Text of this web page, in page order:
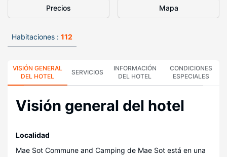
Precios Mapa
Habitaciones : 112
VISIÓN GENERAL
DEL HOTEL
SERVICIOS
INFORMACIÓN
DEL HOTEL
CONDICIONES
ESPECIALES
Visión general del hotel
Localidad
Mae Sot Commune and Camping de Mae Sot está en una